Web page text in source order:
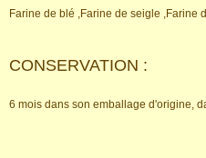
Farine de blé ,Farine de seigle ,Farine
CONSERVATION :
6 mois dans son emballage d'origine,